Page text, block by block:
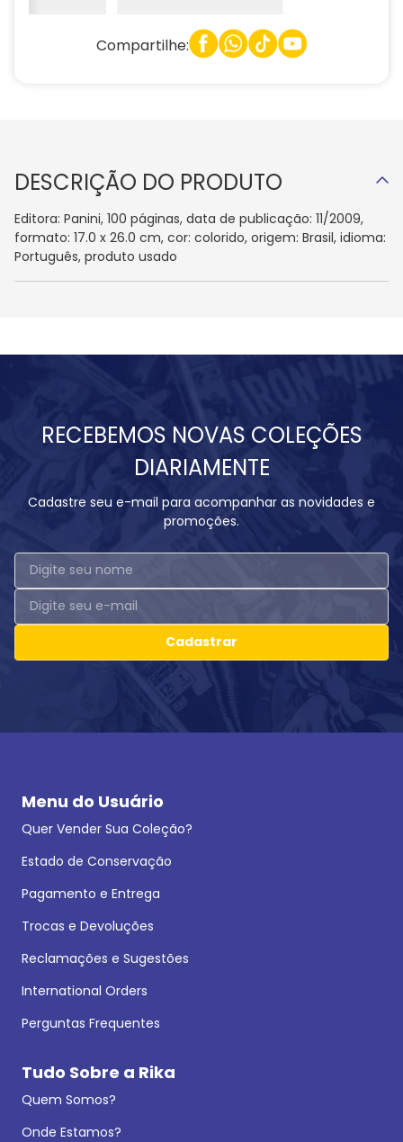
Compartilhe:
DESCRIÇÃO DO PRODUTO
Editora: Panini, 100 páginas, data de publicação: 11/2009,
formato: 17.0 x 26.0 cm, cor: colorido, origem: Brasil, idioma:
Português, produto usado
RECEBEMOS NOVAS COLEÇÕES
DIARIAMENTE
Cadastre seu e-mail para acompanhar as novidades e
promoções.
Cadastrar
Menu do Usuário
Quer Vender Sua Coleção?
Estado de Conservação
Pagamento e Entrega
Trocas e Devoluções
Reclamações e Sugestões
International Orders
Perguntas Frequentes
Tudo Sobre a Rika
Quem Somos?
Onde Estamos?